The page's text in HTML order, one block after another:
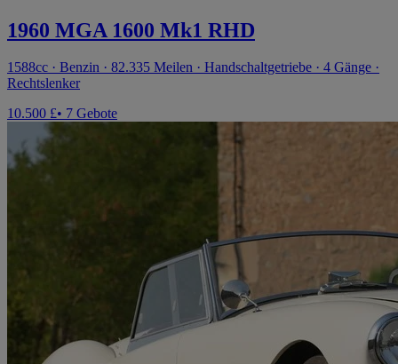
1960 MGA 1600 Mk1 RHD
1588cc · Benzin · 82.335 Meilen · Handschaltgetriebe · 4 Gänge ·
Rechtslenker
10.500 £• 7 Gebote